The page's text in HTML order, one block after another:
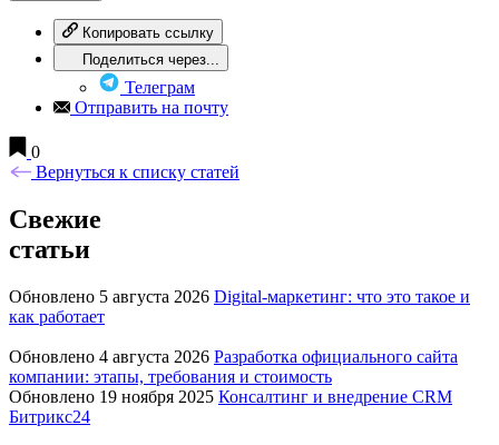
Копировать ссылку
Поделиться через...
Телеграм
Отправить на почту
0
Вернуться к списку статей
Свежие
статьи
Обновлено 5 августа 2026 Digital-маркетинг: что это такое и
как работает
Обновлено 4 августа 2026 Разработка официального сайта
компании: этапы, требования и стоимость
Обновлено 19 ноября 2025 Консалтинг и внедрение CRM
Битрикс24